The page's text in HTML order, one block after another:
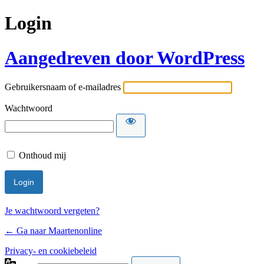
Login
Aangedreven door WordPress
Gebruikersnaam of e-mailadres
Wachtwoord
Onthoud mij
Je wachtwoord vergeten?
← Ga naar Maartenonline
Privacy- en cookiebeleid